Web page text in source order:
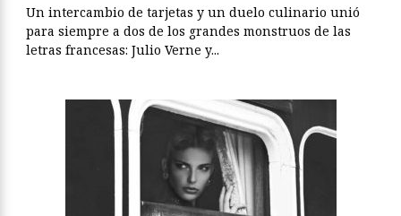
Un intercambio de tarjetas y un duelo culinario unió
para siempre a dos de los grandes monstruos de las
letras francesas: Julio Verne y...